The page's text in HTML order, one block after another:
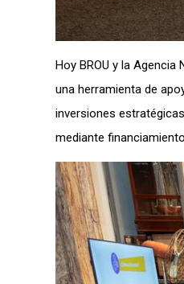
Hoy BROU y la
una herramienta de
inversiones
mediante